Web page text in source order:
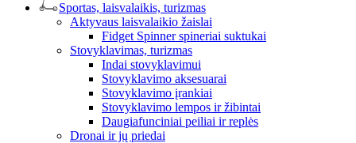
Sportas, laisvalaikis, turizmas
Aktyvaus laisvalaikio žaislai
Fidget Spinner spineriai suktukai
Stovyklavimas, turizmas
Indai stovyklavimui
Stovyklavimo aksesuarai
Stovyklavimo įrankiai
Stovyklavimo lempos ir žibintai
Daugiafunciniai peiliai ir replės
Dronai ir jų priedai